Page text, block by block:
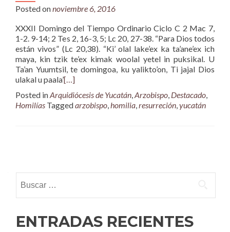
Posted onnoviembre 6, 2016
XXXII Domingo del Tiempo Ordinario Ciclo C 2 Mac 7,
1-2. 9-14; 2 Tes 2, 16-3, 5; Lc 20, 27-38. “Para Dios todos
están vivos” (Lc 20,38). “Ki’ olal lake’ex ka ta’ane’ex ich
maya, kin tzik te’ex kimak woolal yetel in puksikal. U
Ta’an Yuumtsil, te domingoa, ku yalikto’on, Ti jajal Dios
ulakal u paala’[…]
Posted inArquidiócesis de Yucatán,Arzobispo, Destacado,
Homilías Taggedarzobispo,homilia,resurreción,yucatán
navigation
ENTRADAS RECIENTES